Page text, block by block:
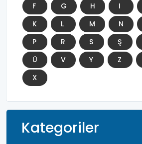
F G H I
K
L M N
P
R S Ş
Ü
V Y Z
X
Kategoriler